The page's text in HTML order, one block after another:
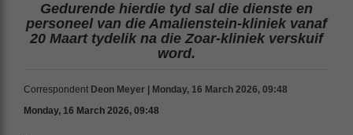
Gedurende hierdie tyd sal die dienste en
personeel van die Amalienstein-kliniek vanaf
20 Maart tydelik na die Zoar-kliniek verskuif
word.
Correspondent Deon Meyer | Monday, 16 March 2026, 09:48
Monday, 16 March 2026, 09:48